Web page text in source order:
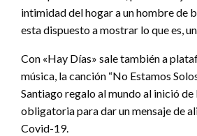
intimidad del hogar a un hombre de
esta dispuesto a mostrar lo que es,
Con «Hay Días» sale también a
música, la canción “No Estamos
Santiago regalo al mundo al inició de
obligatoria para dar un mensaje de
Covid-19.